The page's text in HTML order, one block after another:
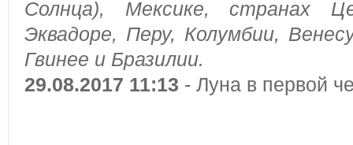
Солнца), Мексике, странах
Эквадоре, Перу, Колумбии,
Гвинее и Бразилии.
29.08.2017 11:13 - Луна в первой